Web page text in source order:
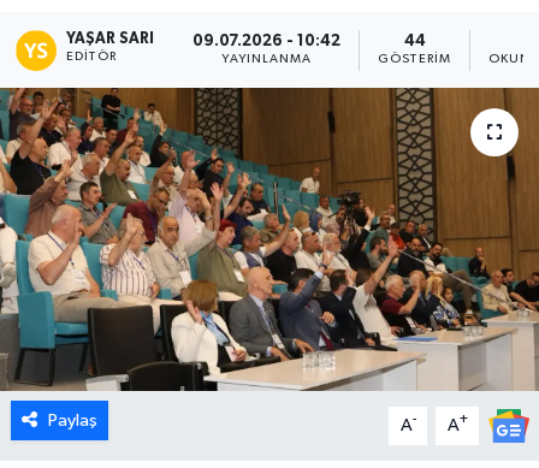
YAŞAR SARI
EDITÖR
09.07.2026 - 10:42
YAYINLANMA
44
GÖSTERIM
Paylaş A- A+
Eğitim
Ekonomi
Emet
Foto Galeri
Gediz
Genel